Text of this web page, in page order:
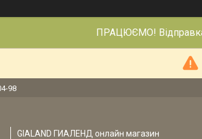
ПРАЦЮЄМО! Відправка
98
GIALAND ГИАЛЕНД онлайн магазин